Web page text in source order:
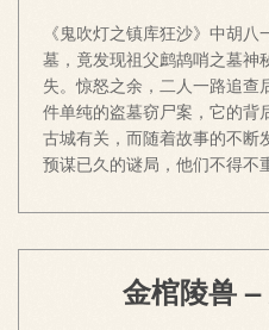
《鬼吹灯之镇库狂沙》中胡
墓，竟发现祖父鹧鸪哨之墓神
失。惊怒之余，二人一路追
件单纯的盗墓窃尸案，它的背
古城有关，而随着故事的不断
预谋已久的谜局，他们不得
金棺陵兽